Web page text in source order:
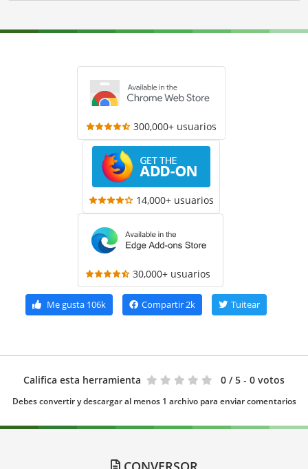
300,000+ usuarios
14,000+ usuarios
30,000+ usuarios
Me gusta106k Compartir2k Tuitear
Califica esta herramienta 0 / 5 - 0 votos
Debes convertir y descargar al menos 1 archivo para enviar comentarios